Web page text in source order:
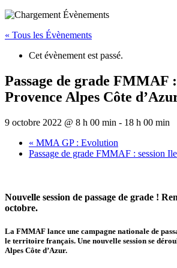
« Tous les Évènements
Cet évènement est passé.
Passage de grade FMMAF :
Provence Alpes Côte
9 octobre 2022 @ 8 h 00 min - 18 h 00 min
« MMA GP : Evolution
Passage de grade FMMAF : session
Nouvelle session de passage de grade !
octobre.
La FMMAF lance une campagne nationale de
le territoire français. Une nouvelle session se
Alpes Côte d’Azur.